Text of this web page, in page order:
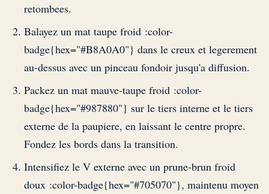
retombees.
Balayez un mat taupe froid :color-
badge{hex="#B8A0A0"} dans le creux et legerement
au-dessus avec un pinceau fondoir jusqu'a diffusion.
Packez un mat mauve-taupe froid :color-
badge{hex="#987880"} sur le tiers interne et le tiers
externe de la paupiere, en laissant le centre propre.
Fondez les bords dans la transition.
Intensifiez le V externe avec un prune-brun froid
doux :color-badge{hex="#705070"}, maintenu moyen